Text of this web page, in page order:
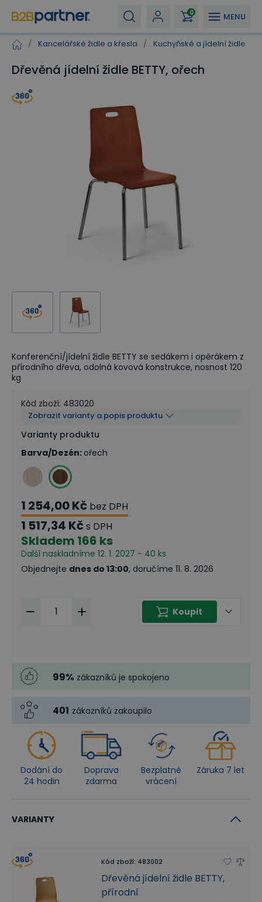
MENU
0
/ Kancelářské židle a křesla / Kuchyňské a jídelní židle
Dřevěná jídelní židle BETTY, ořech
Konferenční/jídelní židle BETTY se sedákem i opěrákem z
přírodního dřeva, odolná kovová konstrukce, nosnost 120
kg
Kód zboží: 483020
Zobrazit varianty a popis produktu
Varianty produktu
Barva/Dezén: ořech
1 254,00 Kč bez DPH
1 517,34 Kčs DPH
Skladem 166 ks
Další naskladníme 12. 1. 2027 - 40 ks
Objednejte dnes do 13:00, doručíme 11. 8. 2026
Koupit
99% zákazníků je spokojeno
401 zákazníků zakoupilo
Dodání do
24 hodin
Doprava
zdarma
Bezplatné
vrácení
Záruka 7 let
VARIANTY
Kód zboží: 483002
Dřevěná jídelní židle BETTY,
přírodní